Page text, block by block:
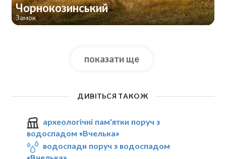
Чорнокозинський
Замок
показати ще
ДИВІТЬСЯ ТАКОЖ
археологічні пам'ятки поруч з
водоспадом «Вчелька»
водоспади поруч з водоспадом